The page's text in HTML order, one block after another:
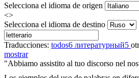
Selecciona el idioma de origen
<>
Selecciona el idioma de destino
Traducciones: todos6 литературный5
mostrar
"Abbiamo assistito al tuo discorso nel